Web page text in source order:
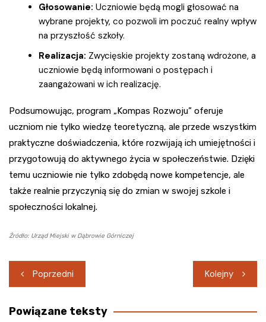
Głosowanie: Uczniowie będą mogli głosować na
wybrane projekty, co pozwoli im poczuć realny wpływ
na przyszłość szkoły.
Realizacja: Zwycięskie projekty zostaną wdrożone, a
uczniowie będą informowani o postępach i
zaangażowani w ich realizację.
Podsumowując, program „Kompas Rozwoju” oferuje
uczniom nie tylko wiedzę teoretyczną, ale przede wszystkim
praktyczne doświadczenia, które rozwijają ich umiejętności i
przygotowują do aktywnego życia w społeczeństwie. Dzięki
temu uczniowie nie tylko zdobędą nowe kompetencje, ale
także realnie przyczynią się do zmian w swojej szkole i
społeczności lokalnej.
Źródło: Urząd Miejski w Dąbrowie Górniczej
Nawigacja
wpisu
Poprzedni Kolejny
Powiązane teksty